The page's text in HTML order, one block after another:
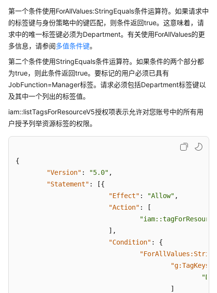
第一个条件使用ForAllValues:StringEquals条件运算符。如果请求中
的标签键与身份策略中的键匹配，则条件返回true。这意味着，请
求中的唯一标签键必须为Department。有关使用ForAllValues的更
多信息，请参阅多值条件键。
第二个条件使用StringEquals条件运算符。如果条件的两个部分都
为true，则此条件返回true。要标记的用户必须已具有
JobFunction=Manager标签。请求必须包括Department标签键以
及其中一个列出的标签值。
iam::listTagsForResourceV5授权项表示允许对您账号中的所有用
户授予列举资源标签的权限。
{
"Version" : "5.0" ,
"Statement" : [{
"Effect" : "Allow" ,
"Action" :
[
] ,
"Condition" :
{
"g:TagKeys"
]